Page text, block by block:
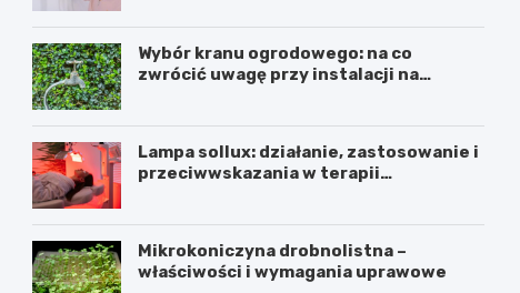
Wybór kranu ogrodowego: na co
zwrócić uwagę przy instalacji na
Lampa sollux: działanie, zastosowanie i
przeciwwskazania w terapii
Mikrokoniczyna drobnolistna –
właściwości i wymagania uprawowe